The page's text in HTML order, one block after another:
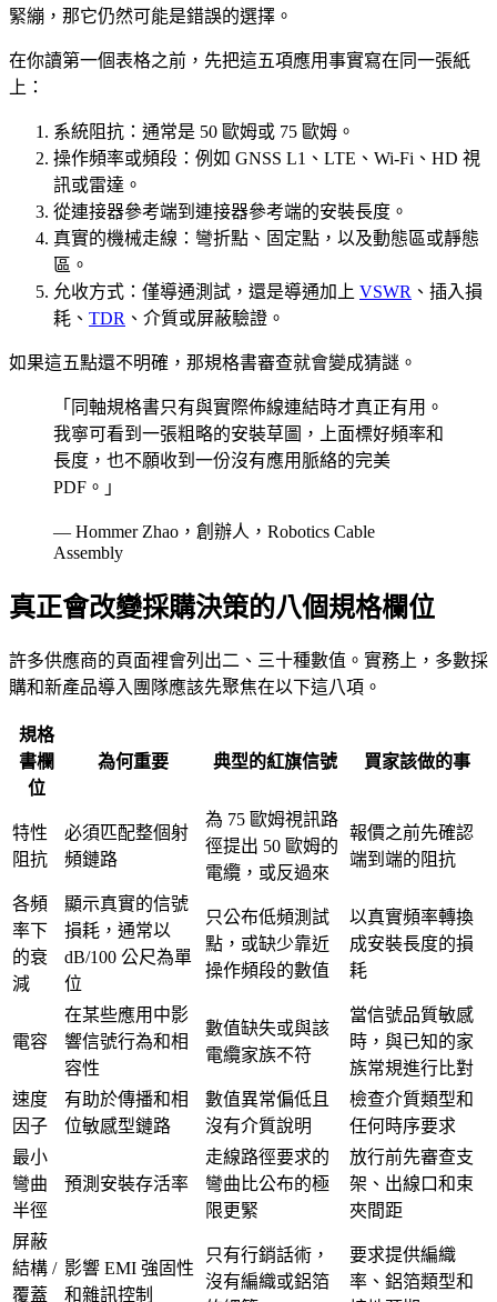
緊繃，那它仍然可能是錯誤的選擇。
在你讀第一個表格之前，先把這五項應用事實寫在同一張紙
上：
系統阻抗：通常是 50 歐姆或 75 歐姆。
操作頻率或頻段：例如 GNSS L1、LTE、Wi-Fi、HD 視
訊或雷達。
從連接器參考端到連接器參考端的安裝長度。
真實的機械走線：彎折點、固定點，以及動態區或靜態
區。
允收方式：僅導通測試，還是導通加上 VSWR 、插入損
耗、 TDR 、介質或屏蔽驗證。
如果這五點還不明確，那規格書審查就會變成猜謎。
「同軸規格書只有與實際佈線連結時才真正有用。
我寧可看到一張粗略的安裝草圖，上面標好頻率和
長度，也不願收到一份沒有應用脈絡的完美
PDF。」
— Hommer Zhao，創辦人，Robotics Cable
Assembly
真正會改變採購決策的八個規格欄位
許多供應商的頁面裡會列出二、三十種數值。實務上，多數採
購和新產品導入團隊應該先聚焦在以下這八項。
規格
書欄
位
為何重要 典型的紅旗信號 買家該做的事
特性
阻抗
必須匹配整個射
頻鏈路
為 75 歐姆視訊路
徑提出 50 歐姆的
電纜，或反過來
報價之前先確認
端到端的阻抗
各頻
率下
的衰
減
顯示真實的信號
損耗，通常以
dB/100 公尺為單
位
只公布低頻測試
點，或缺少靠近
操作頻段的數值
以真實頻率轉換
成安裝長度的損
耗
電容
在某些應用中影
響信號行為和相
容性
數值缺失或與該
電纜家族不符
當信號品質敏感
時，與已知的家
族常規進行比對
速度
因子
有助於傳播和相
位敏感型鏈路
數值異常偏低且
沒有介質說明
檢查介質類型和
任何時序要求
最小
彎曲
半徑
預測安裝存活率
走線路徑要求的
彎曲比公布的極
限更緊
放行前先審查支
架、出線口和束
夾間距
屏蔽
結構 /
覆蓋
影響 EMI 強固性
和雜訊控制
只有行銷話術，
沒有編織或鋁箔
要求提供編織
率、鋁箔類型和